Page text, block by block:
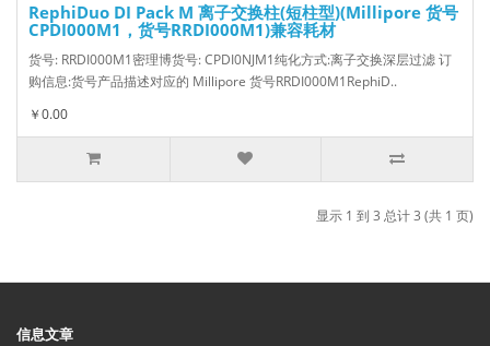
RephiDuo DI Pack M 离子交换柱(短柱型)(Millipore 货号
CPDI000M1，货号RRDI000M1)兼容耗材
货号: RRDI000M1密理博货号: CPDI0NJM1纯化方式:离子交换深层过滤 订
购信息:货号产品描述对应的 Millipore 货号RRDI000M1RephiD..
￥0.00
显示 1 到 3 总计 3 (共 1 页)
信息文章